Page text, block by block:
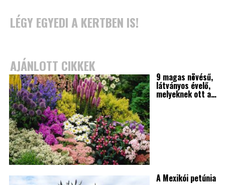
LÉGY EGYEDI A KERTBEN IS!
AJÁNLOTT CIKKEK
9 magas növésű,
látványos évelő,
melyeknek ott a…
A Mexikói petúnia